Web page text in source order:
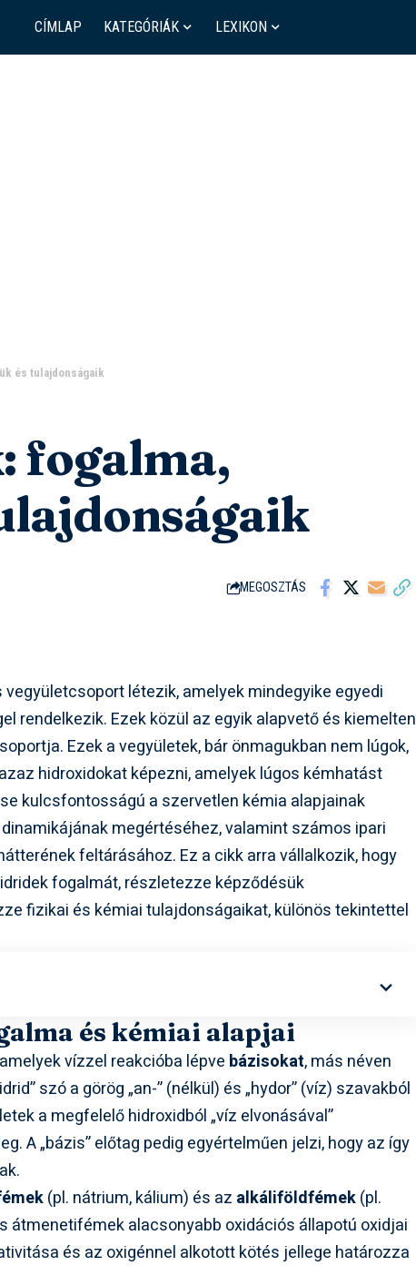
CÍMLAP KATEGÓRIÁK LEXIKON
és tulajdonságaik
fogalma,
MEGOSZTÁS
létezik, amelyek mindegyike egyedi
rendelkezik. Ezek közül az egyik alapvető és kiemelten
Ezek a vegyületek, bár önmagukban nem lúgok,
hidroxidokat képezni, amelyek lúgos kémhatást
kulcsfontosságú a szervetlen kémia alapjainak
megértéséhez, valamint számos ipari
feltárásához. Ez a cikk arra vállalkozik, hogy
fogalmát, részletezze képződésük
fizikai és kémiai tulajdonságaikat, különös tekintettel
és kémiai alapjai
vízzel reakcióba lépve bázisokat, más néven
szó a görög „an-” (nélkül) és „hydor” (víz) szavakból
a megfelelő hidroxidból „víz elvonásával”
A „bázis” előtag pedig egyértelműen jelzi, hogy az így
(pl. nátrium, kálium) és az alkáliföldfémek(pl.
átmenetifémek alacsonyabb oxidációs állapotú oxidjai
és az oxigénnel alkotott kötés jellege határozza